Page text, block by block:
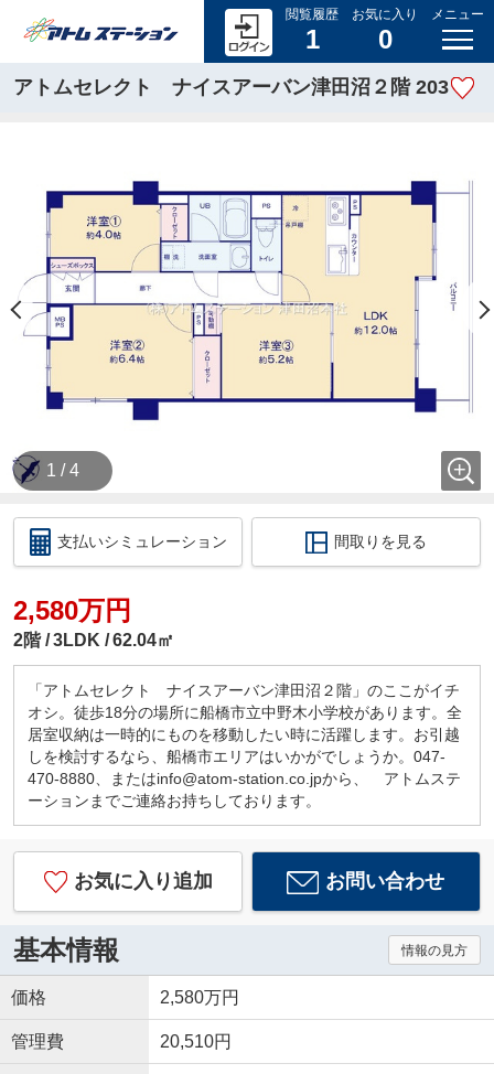
閲覧履歴
1
お気に入り
0
メニュー
アトムセレクト ナイスアーバン津田沼２階 203
1 / 4
支払いシミュレーション 間取りを見る
2,580万円
2階 3LDK 62.04㎡
「アトムセレクト ナイスアーバン津田沼２階」のここがイチ
オシ。徒歩18分の場所に船橋市立中野木小学校があります。全
居室収納は一時的にものを移動したい時に活躍します。お引越
しを検討するなら、船橋市エリアはいかがでしょうか。047-
470-8880、またはinfo@atom-station.co.jpから、 アトムステ
ーションまでご連絡お持ちしております。
お気に入り追加 お問い合わせ
基本情報 情報の見方
価格 2,580万円
管理費 20,510円